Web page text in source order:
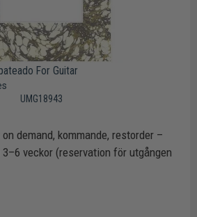
For Guitar
UMG18943
demand, kommande, restorder –
veckor (reservation för utgången